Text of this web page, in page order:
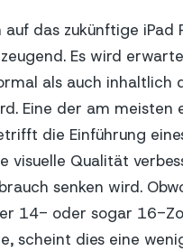
auf das zukünftige iPad
Es wird
als auch inhaltlich
Eine der am meisten
die Einführung
visuelle Qualität
senken wird.
14- oder sogar 16-
scheint dies eine